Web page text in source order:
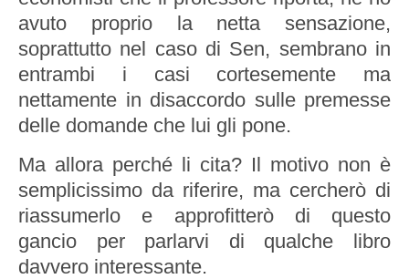
avuto proprio la netta sensazione,
soprattutto nel caso di Sen, sembrano in
entrambi i casi cortesemente ma
nettamente in disaccordo sulle premesse
delle domande che lui gli pone.
Ma allora perché li cita? Il motivo non è
semplicissimo da riferire, ma cercherò di
riassumerlo e approfitterò di questo
gancio per parlarvi di qualche libro
davvero interessante.